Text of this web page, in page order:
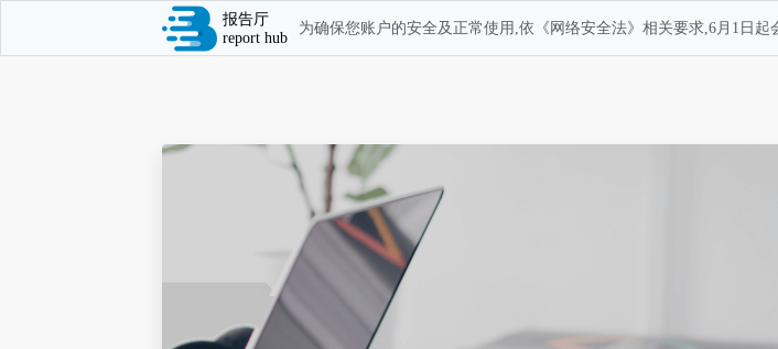
报告厅
report hub
为确保您账户的安全及正常使用,依《网络安全法》相关要求,6月1日